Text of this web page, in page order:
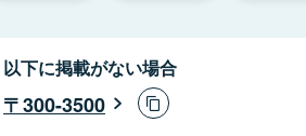
以下に掲載がない場合
300-3500